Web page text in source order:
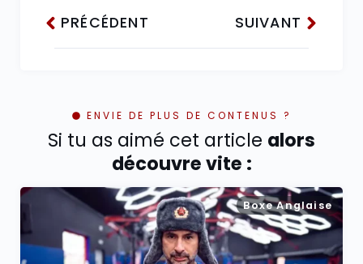
PRÉCÉDENT SUIVANT
ENVIE DE PLUS DE CONTENUS ?
Si tu as aimé cet article alors
découvre vite :
Boxe Anglaise